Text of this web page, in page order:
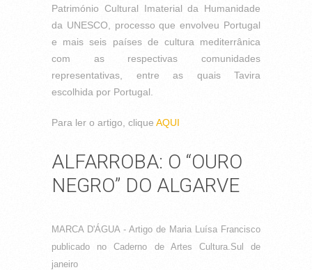
Património Cultural Imaterial da Humanidade
da UNESCO, processo que envolveu Portugal
e mais seis países de cultura mediterrânica
com as respectivas comunidades
representativas, entre as quais Tavira
escolhida por Portugal.
Para ler o artigo, clique AQUI
ALFARROBA: O “OURO
NEGRO” DO ALGARVE
MARCA D'ÁGUA - Artigo de Maria Luísa Francisco
publicado no Caderno de Artes Cultura.Sul de
janeiro